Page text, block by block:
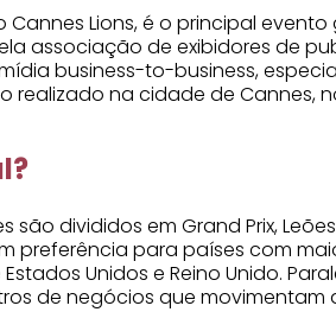
Lions, é o principal
associação de exibidores de
business-to-business,
na cidade de Cannes,
divididos em Grand Prix,
para países com
Unidos e Reino Unido.
de negócios que